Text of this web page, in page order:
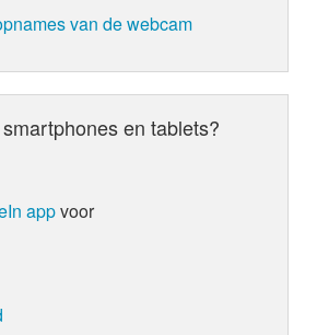
van de webcam
en tablets?
appvoor